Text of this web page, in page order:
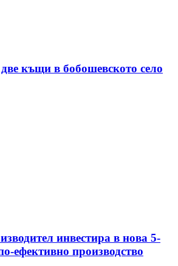
къщи в бобошевското село
инвестира в нова 5-
ефективно производство